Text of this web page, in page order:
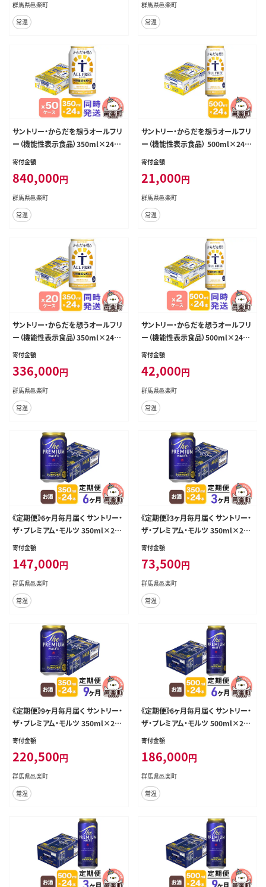
群馬県邑楽町
常温
群馬県邑楽町
常温
サントリー・からだを想うオールフリ
ー（機能性表示食品）350ml×24本
入り×50ケース（同時発送） [ノンア
ルコールビール 缶 一番麦汁 群馬
県]
寄付金額
840,000円
群馬県邑楽町
常温
サントリー・からだを想うオールフリ
ー（機能性表示食品） 500ml×24本
入り×1ケース [ノンアルコールビー
ル 缶 一番麦汁 群馬県]
寄付金額
21,000円
群馬県邑楽町
常温
サントリー・からだを想うオールフリ
ー（機能性表示食品）350ml×24本
入り×20ケース（同時発送） [ノンア
県]
寄付金額
336,000円
群馬県邑楽町
常温
サントリー・からだを想うオールフリ
ー（機能性表示食品）500ml×24本
入り×2ケース [ノンアルコールビー
寄付金額
42,000円
群馬県邑楽町
常温
《定期便》6ヶ月毎月届く サントリー・
ザ・プレミアム・モルツ 350ml×24
本入り×1ケース [お酒 ビール 缶 プ
ケ月]
寄付金額
147,000円
群馬県邑楽町
常温
《定期便》3ヶ月毎月届く サントリー・
ザ・プレミアム・モルツ 350ml×24
本入り×1ケース [お酒 ビール 缶 プ
ケ月]
寄付金額
73,500円
群馬県邑楽町
常温
《定期便》9ヶ月毎月届く サントリー・
ザ・プレミアム・モルツ 350ml×24
本入り×1ケース [お酒 ビール 缶 プ
ケ月]
寄付金額
220,500円
群馬県邑楽町
常温
《定期便》6ヶ月毎月届く サントリー・
ザ・プレミアム・モルツ 500ml×24
本入り×1ケース [お酒 ビール 缶 プ
ケ月]
寄付金額
186,000円
群馬県邑楽町
常温